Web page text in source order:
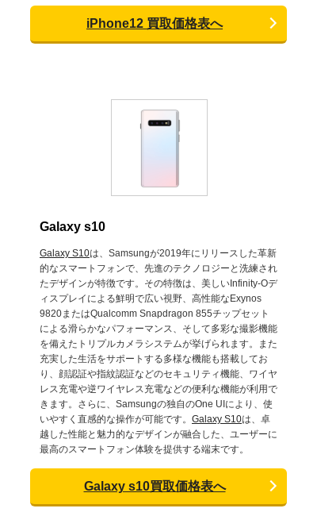
iPhone12 買取価格表へ
Galaxy s10
Galaxy S10は、Samsungが2019年にリリースした革新
的なスマートフォンで、先進のテクノロジーと洗練され
たデザインが特徴です。その特徴は、美しいInfinity-Oデ
ィスプレイによる鮮明で広い視野、高性能なExynos
9820またはQualcomm Snapdragon 855チップセット
による滑らかなパフォーマンス、そして多彩な撮影機能
を備えたトリプルカメラシステムが挙げられます。また
充実した生活をサポートする多様な機能も搭載してお
り、顔認証や指紋認証などのセキュリティ機能、ワイヤ
レス充電や逆ワイヤレス充電などの便利な機能が利用で
きます。さらに、Samsungの独自のOne UIにより、使
いやすく直感的な操作が可能です。 Galaxy S10は、卓
越した性能と魅力的なデザインが融合した、ユーザーに
最高のスマートフォン体験を提供する端末です。
Galaxy s10買取価格表へ